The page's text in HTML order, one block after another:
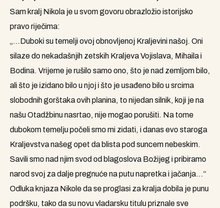
Sam kralj Nikola je u svom govoru obrazložio istorijsko
pravo riječima:
„…Duboki su temelji ovoj obnovljenoj Kraljevini našoj. Oni
silaze do nekadašnjih zetskih Kraljeva Vojislava, Mihaila i
Bodina. Vrijeme je rušilo samo ono, što je nad zemljom bilo,
ali što je izidano bilo u njoj i što je usađeno bilo u srcima
slobodnih gorštaka ovih planina, to nijedan silnik, koji je na
našu Otadžbinu nasrtao, nije mogao porušiti. Na tome
dubokom temelju počeli smo mi zidati, i danas evo staroga
Kraljevstva našeg opet da blista pod suncem nebeskim.
Savili smo nad njim svod od blagoslova Božijeg i pribiramo
narod svoj za dalje pregnuće na putu napretka i jačanja…“
Odluka knjaza Nikole da se proglasi za kralja dobila je punu
podršku, tako da su novu vladarsku titulu priznale sve